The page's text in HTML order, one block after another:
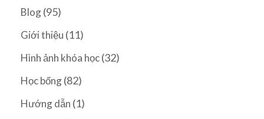
Blog(95)
Giới thiệu (11)
Hình ảnh khóa học(32)
Học bổng(82)
Hướng dẫn (1)